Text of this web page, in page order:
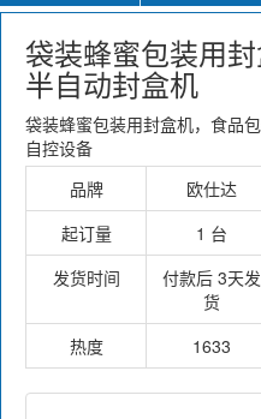
袋装蜂蜜包装用
半自动封盒机
袋装蜂蜜包装用封盒机，食品
自控设备
品牌
欧仕达
起订量
1 台
发货时间
付款后 3天发
货
热度 1633